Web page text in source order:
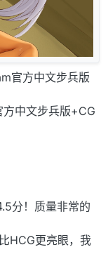
官方中文步兵版
方中文步兵版+CG
分！质量非常的
HCG更亮眼，我